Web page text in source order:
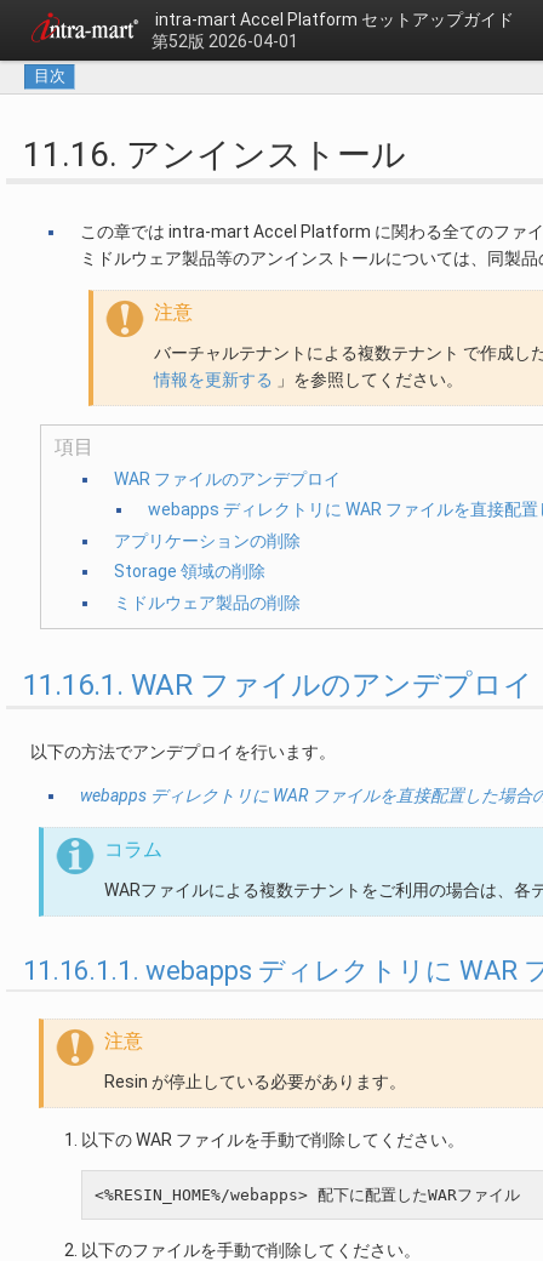
intra-mart Accel Platform セットアップガイド
第52版 2026-04-01
目次
11.16. アンインストール
この章では intra-mart Accel Platform に関わる全てのファ
ミドルウェア製品等のアンインストールについては、同製
注意
バーチャルテナントによる複数テナント で作成し
情報を更新する 」を参照してください。
項目
WAR ファイルのアンデプロイ
webapps ディレクトリに WAR ファイルを直接配
アプリケーションの削除
Storage 領域の削除
ミドルウェア製品の削除
11.16.1. WAR ファイルのアンデプロイ
以下の方法でアンデプロイを行います。
webapps ディレクトリに WAR ファイルを直接配置した場合
コラム
WARファイルによる複数テナントをご利用の場合は、
11.16.1.1. webapps ディレクトリに
注意
Resin が停止している必要があります。
以下の WAR ファイルを手動で削除してください。
以下のファイルを手動で削除してください。